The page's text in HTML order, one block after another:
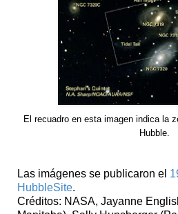
El recuadro en esta imagen indica la
Hubble.
Las imágenes se publicaron el
HubbleSite.
Créditos: NASA, Jayanne